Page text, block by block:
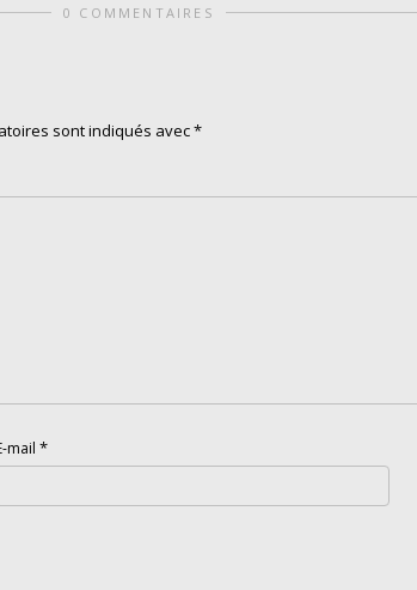
0 COMMENTAIRES
sont indiqués avec*
mail *